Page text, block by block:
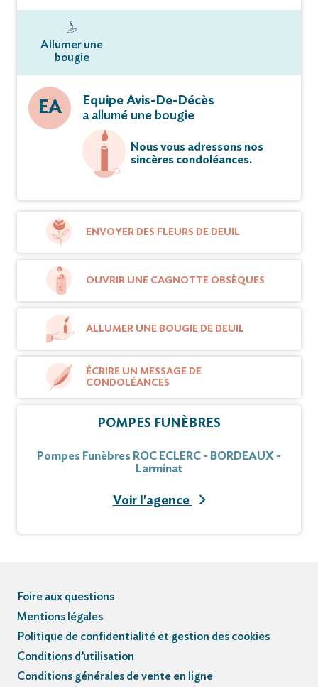
Allumer une
bougie
EA
Equipe Avis-De-Décès
a allumé une bougie
Nous vous adressons nos
sincères condoléances.
ENVOYER DES FLEURS DE DEUIL
OUVRIR UNE CAGNOTTE OBSÈQUES
ALLUMER UNE BOUGIE DE DEUIL
ÉCRIRE UN MESSAGE DE
CONDOLÉANCES
POMPES FUNÈBRES
Pompes Funèbres ROC ECLERC - BORDEAUX -
Larminat
Voir l'agence
Foire aux questions
Mentions légales
Politique de confidentialité et gestion des cookies
Conditions d’utilisation
Conditions générales de vente en ligne